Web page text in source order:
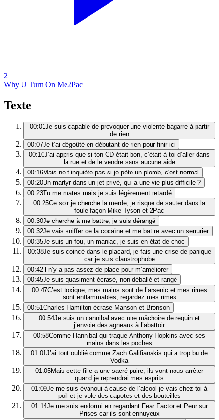
2
Why U Turn On Me2Pac
Texte
00:01Je suis capable de provoquer une violente bagarre à partir
de rien
00:07Je t’ai dégoûté en débutant de rien pour finir ici
00:10J’ai appris que si ton CD était bon, c’était à toi d’aller dans
la rue et de le vendre sans aucune aide
00:16Mais ne t’inquiète pas si je pète un plomb, c'est normal
00:20Un martyr dans un jet privé, qui a une vie plus difficile ?
00:23Tu me mates mais je suis légèrement retardé
00:25Ce soir je cherche la merde, je risque de sauter dans la
foule façon Mike Tyson et 2Pac
00:30Je cherche à me battre, je suis dérangé
00:32Je vais sniffer de la cocaïne et me battre avec un serrurier
00:35Je suis un fou, un maniac, je suis en état de choc
00:38Je suis coincé dans le placard, je fais une crise de panique
car je suis claustrophobe
00:42 Il n’y a pas assez de place pour m’améliorer
00:45Je suis quasiment écrasé, non-déballé et rangé
00:47C’est toxique, mes mains sont de l’arsenic et mes rimes
sont enflammables, regardez mes rimes
00:51Charles Hamilton écrase Manson et Bronson
00:54Je suis un cannibal avec une mâchoire de requin et
j’envoie des agneaux à l’abattoir
00:58Comme Hannibal qui traque Anthony Hopkins avec ses
mains dans les poches
01:01J’ai tout oublié comme Zach Galifianakis qui a trop bu de
Vodka
01:05Mais cette fille a une sacré paire, ils vont nous arrêter
quand je reprendrai mes esprits
01:09Je me suis évanoui à cause de l’alcool je vais chez toi à
poil et je vole des capotes et des bouteilles
01:14Je me suis endormi en regardant Fear Factor et Peur sur
Prises car ils sont ennuyeux